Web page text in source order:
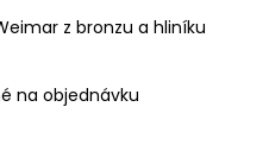
z bronzu a hliníku
na objednávku